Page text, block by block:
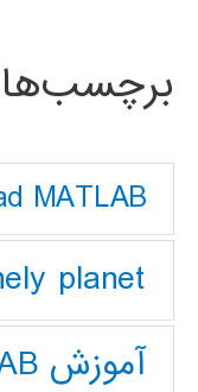
برچسب‌ها
MATLAB
planet
آموزش MATLAB